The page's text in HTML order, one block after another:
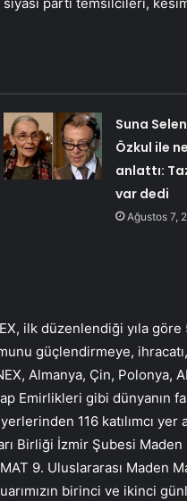
Suna
Özkul ile
anlattı:
var dedi
Ağustos 7,
ilk düzenlendiği yıla göre
güçlendirmeye,
Almanya, Çin, Polonya,
Emirlikleri gibi dünyanın
116 katılımcı yer
Birliği İzmir Şubesi Maden
9. Uluslararası Maden
birinci ve ikinci